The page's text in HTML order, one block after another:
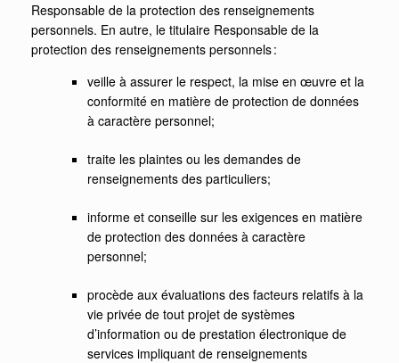
Responsable de la protection des renseignements
personnels. En autre, le titulaire Responsable de la
protection des renseignements personnels :
veille à assurer le respect, la mise en œuvre et la
conformité en matière de protection de données
à caractère personnel;
traite les plaintes ou les demandes de
renseignements des particuliers;
informe et conseille sur les exigences en matière
de protection des données à caractère
personnel;
procède aux évaluations des facteurs relatifs à la
vie privée de tout projet de systèmes
d’information ou de prestation électronique de
services impliquant de renseignements